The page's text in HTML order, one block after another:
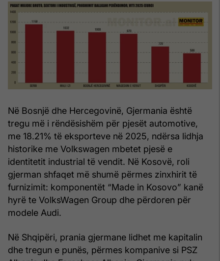
Në Bosnjë dhe Hercegovinë, Gjermania është
tregu më i rëndësishëm për pjesët automotive,
me 18.21% të eksporteve në 2025, ndërsa lidhja
historike me Volkswagen mbetet pjesë e
identitetit industrial të vendit. Në Kosovë, roli
gjerman shfaqet më shumë përmes zinxhirit të
furnizimit: komponentët “Made in Kosovo” kanë
hyrë te VolksWagen Group dhe përdoren për
modele Audi.
Në Shqipëri, prania gjermane lidhet me kapitalin
dhe tregun e punës, përmes kompanive si PSZ